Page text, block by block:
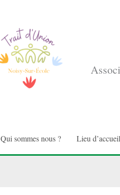
Qui sommes nous ? Lieu